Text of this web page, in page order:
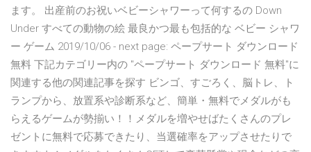
ます。 出産前のお祝いベビーシャワーって何するの Down
Under すべての動物の絵 最良かつ最も包括的な ベビー シャワ
ー ゲーム 2019/10/06 - next page: ペープサート ダウンロード
無料 下記カテゴリー内の "ペープサート ダウンロード 無料"に
関連する他の関連記事を探す ビンゴ、すごろく、脳トレ、ト
ランプから、放置系や診断系など、簡単・無料でメダルがも
らえるゲームが勢揃い！！メダルを増やせばたくさんのプレ
ゼントに無料で応募できたり、当選確率をアップさせたりで